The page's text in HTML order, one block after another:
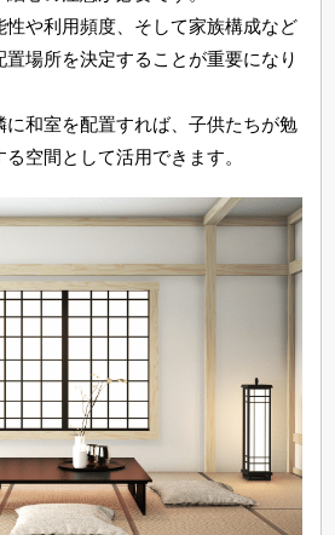
性や利用頻度、そして家族構成など
場所を決定することが重要になり
和室を配置すれば、子供たちが勉
空間として活用できます。